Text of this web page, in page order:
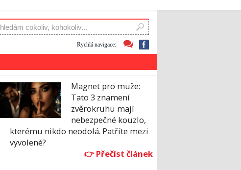
Rychlá navigace:
Magnet pro muže:
Tato 3 znamení
zvěrokruhu mají
nebezpečné kouzlo,
kterému nikdo neodolá. Patříte mezi
vyvolené?